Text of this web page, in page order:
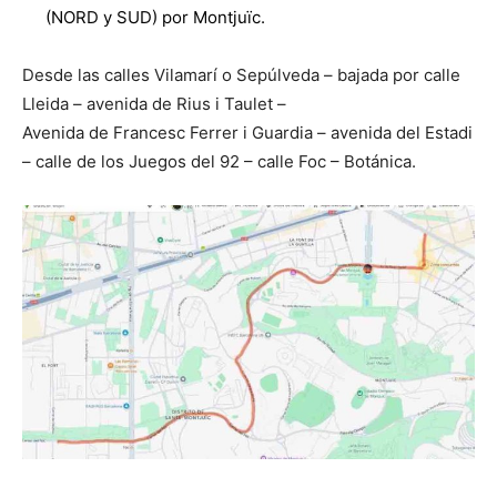
(NORD y SUD) por Montjuïc.
Desde las calles Vilamarí o Sepúlveda – bajada por calle
Lleida – avenida de Rius i Taulet –
Avenida de Francesc Ferrer i Guardia – avenida del Estadi
– calle de los Juegos del 92 – calle Foc – Botánica.